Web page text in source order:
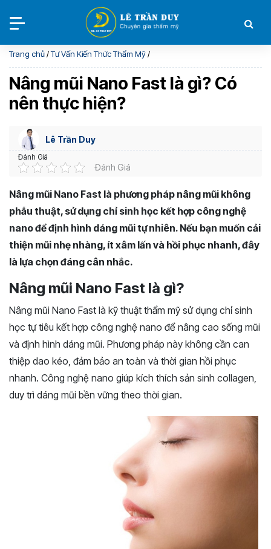
Trang chủ/Tư Vấn Kiến Thức Thẩm Mỹ/
Nâng mũi Nano Fast là gì? Có
nên thực hiện?
Lê Trần Duy
Đánh Giá
Đánh Giá
Nâng mũi Nano Fast là phương pháp nâng mũi không
phẫu thuật, sử dụng chỉ sinh học kết hợp công nghệ
nano để định hình dáng mũi tự nhiên. Nếu bạn muốn cải
thiện mũi nhẹ nhàng, ít xâm lấn và hồi phục nhanh, đây
là lựa chọn đáng cân nhắc.
Nâng mũi Nano Fast là gì?
Nâng mũi Nano Fast là kỹ thuật thẩm mỹ sử dụng chỉ sinh
học tự tiêu kết hợp công nghệ nano để nâng cao sống mũi
và định hình dáng mũi. Phương pháp này không cần can
thiệp dao kéo, đảm bảo an toàn và thời gian hồi phục
nhanh. Công nghệ nano giúp kích thích sản sinh collagen,
duy trì dáng mũi bền vững theo thời gian.